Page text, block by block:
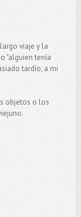
viaje y la
"alguien tenía
tardío, a mi
objetos o los